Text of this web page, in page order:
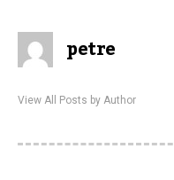
petre
View All Posts by Author